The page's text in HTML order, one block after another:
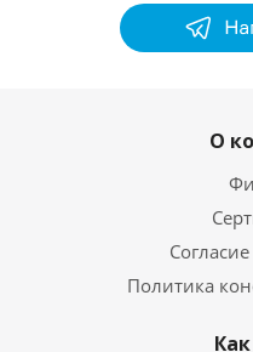
О
Политика